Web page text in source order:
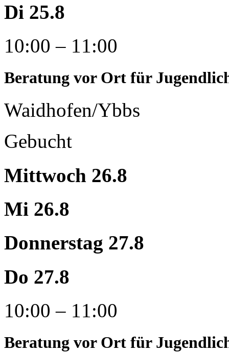
Di 25.8
10:00 – 11:00
Beratung vor Ort für
Waidhofen/Ybbs
Gebucht
Mittwoch 26.8
Mi 26.8
Donnerstag 27.8
Do 27.8
10:00 – 11:00
Beratung vor Ort für